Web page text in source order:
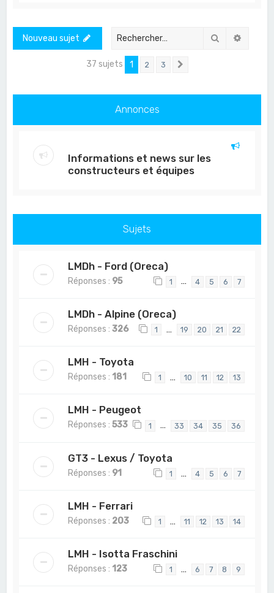
Nouveau sujet Rechercher
37 sujets 1 2 3
Annonces
Informations et news sur les
constructeurs et équipes
Sujets
LMDh - Ford (Oreca)
Réponses : 95 1 … 4 5 6 7
LMDh - Alpine (Oreca)
Réponses :326 1 … 19 20 21 22
LMH - Toyota
Réponses : 181 1 … 10 11 12 13
LMH - Peugeot
Réponses :533 1 … 33 34 35 36
GT3 - Lexus / Toyota
Réponses : 91 1 … 4 5 6 7
LMH - Ferrari
Réponses : 203 1 … 11 12 13 14
LMH - Isotta Fraschini
Réponses : 123 1 … 6 7 8 9